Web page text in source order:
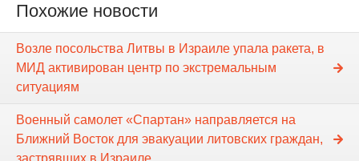
Похожие новости
Возле посольства Литвы в Израиле упала ракета, в
МИД активирован центр по экстремальным
ситуациям
Военный самолет «Спартан» направляется на
Ближний Восток для эвакуации литовских граждан,